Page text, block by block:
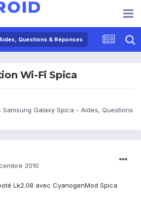
Questions & Réponses
Wi-Fi Spica
Samsung Galaxy Spica - Aides, Questions
2010
Lk2.08 avec CyanogenMod Spica